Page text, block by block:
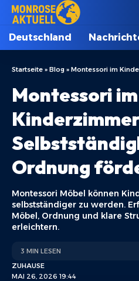
Deutschland
Startseite » Blog » Montessori im Kinderzimmer:
Montessori im
Ordnung
Montessori Möbel können
selbstständiger zu werden.
Möbel, Ordnung und klare
erleichtern.
MAI 26, 2026 19:44
ZUHAUSE
3 MIN LESEN